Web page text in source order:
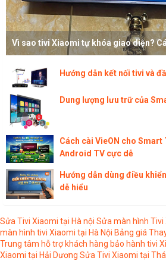
Vì sao tivi Xiaomi tự khóa giao diện?
Hướng dẫn kết nối tivi và
Dung lượng lưu trữ của
Cách cài VieON cho Smart
Android TV cực dễ
Hướng dẫn dùng điều
dễ hiểu
Sửa Tivi Xiaomi tại Hà nội Sửa màn hình Tivi
màn hình tivi Xiaomi tại Hà Nội Bảng giá
Trung tâm hỗ trợ khách hàng bảo hành tivi
Xiaomi tại Hải Dương Sửa Tivi Xiaomi tại